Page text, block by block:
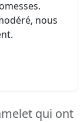
nous
qui ont